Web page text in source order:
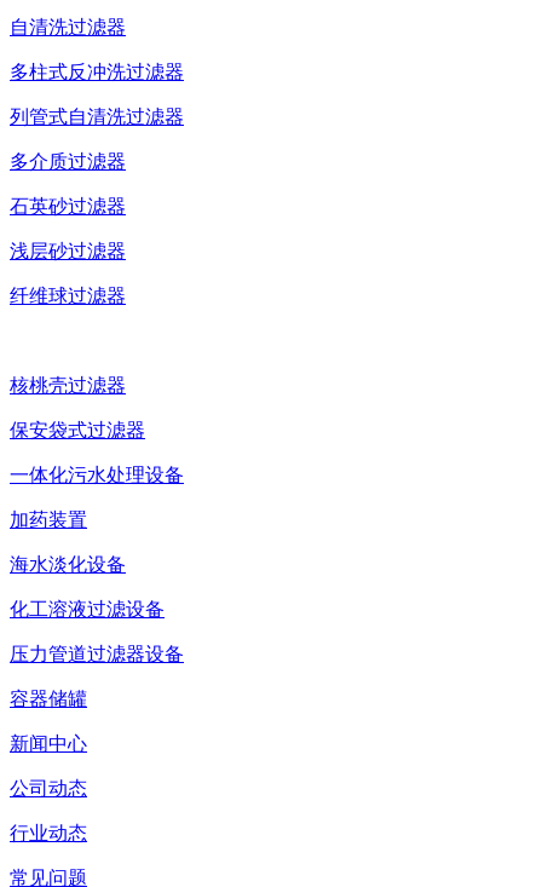
自清洗过滤器
多柱式反冲洗过滤器
列管式自清洗过滤器
多介质过滤器
石英砂过滤器
浅层砂过滤器
纤维球过滤器
核桃壳过滤器
保安袋式过滤器
一体化污水处理设备
加药装置
海水淡化设备
化工溶液过滤设备
压力管道过滤器设备
容器储罐
新闻中心
公司动态
行业动态
常见问题